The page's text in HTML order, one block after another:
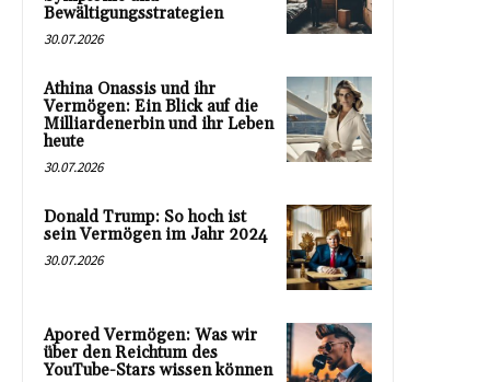
Bewältigungsstrategien
30.07.2026
Athina Onassis und ihr
Vermögen: Ein Blick auf die
Milliardenerbin und ihr Leben
heute
30.07.2026
Donald Trump: So hoch ist
sein Vermögen im Jahr 2024
30.07.2026
Apored Vermögen: Was wir
über den Reichtum des
YouTube-Stars wissen können